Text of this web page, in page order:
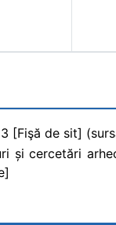
[Fişă de sit]
și cercetări